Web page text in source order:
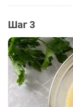
Шаг 3